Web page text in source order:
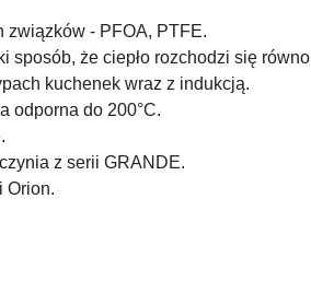
związków - PFOA, PTFE.
sposób, że ciepło rozchodzi się
kuchenek wraz z indukcją.
odporna do 200°C.
z serii GRANDE.
Orion.